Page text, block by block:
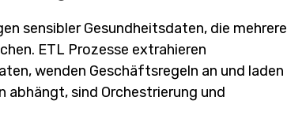
sensibler Gesundheitsdaten, die mehrere
ETL Prozesse extrahieren
wenden Geschäftsregeln an und laden
abhängt, sind Orchestrierung und